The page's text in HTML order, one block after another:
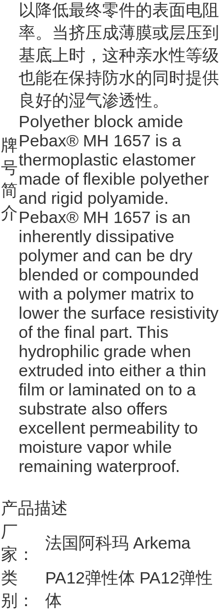
牌
号
简
介
以降低最终零件的表面电阻
率。当挤压成薄膜或层压到
基底上时，这种亲水性等级
也能在保持防水的同时提供
良好的湿气渗透性。
Polyether block amide
Pebax® MH 1657 is a
thermoplastic elastomer
made of flexible polyether
and rigid polyamide.
Pebax® MH 1657 is an
inherently dissipative
polymer and can be dry
blended or compounded
with a polymer matrix to
lower the surface resistivity
of the final part. This
hydrophilic grade when
extruded into either a thin
film or laminated on to a
substrate also offers
excellent permeability to
moisture vapor while
remaining waterproof.
产品描述
厂
家：
法国阿科玛 Arkema
类
别：
PA12弹性体 PA12弹性
体